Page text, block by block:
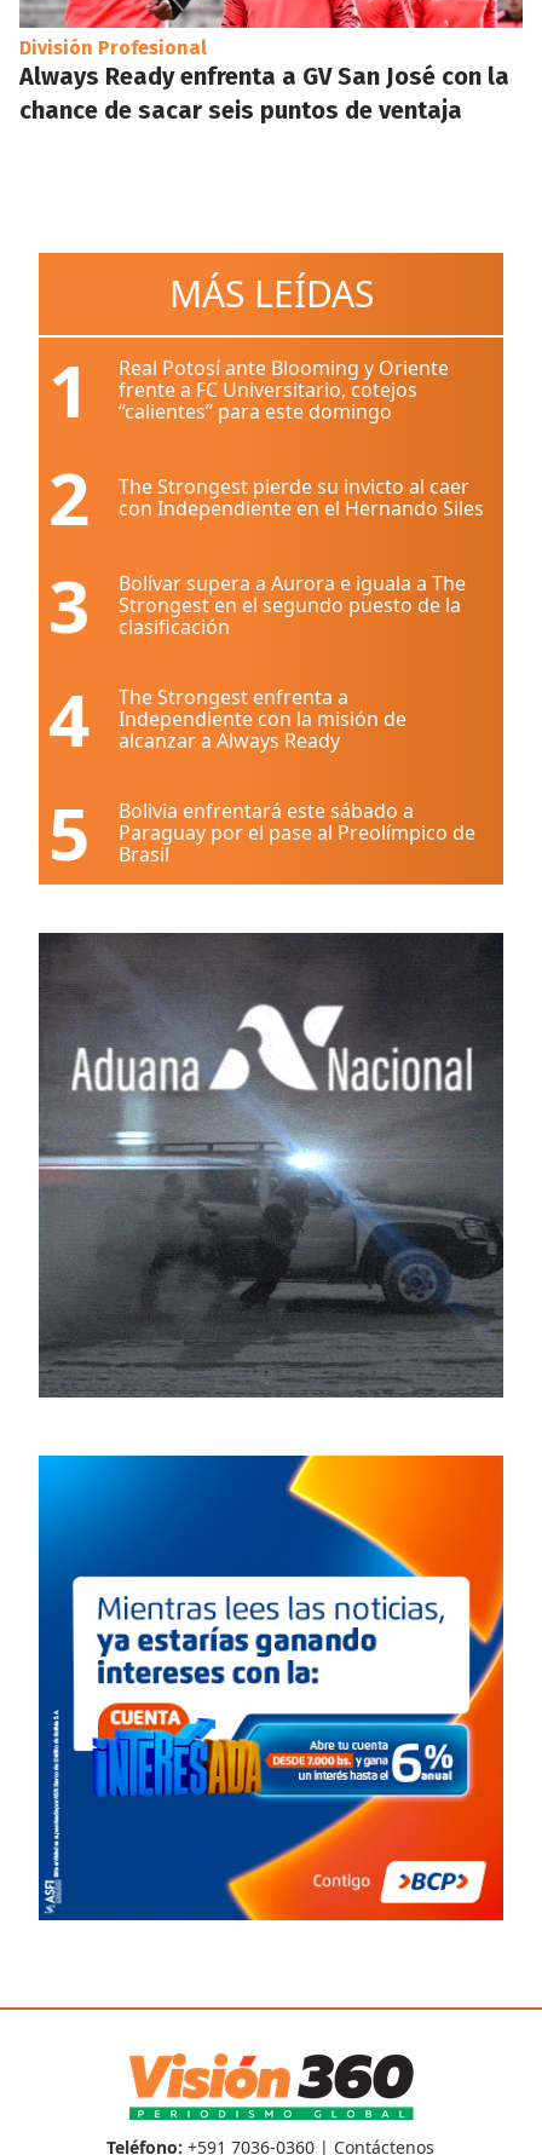
División Profesional
Always Ready enfrenta a GV San José con la
chance de sacar seis puntos de ventaja
MÁS LEÍDAS
1
Real Potosí ante Blooming y Oriente
frente a FC Universitario, cotejos
“calientes” para este domingo
2
The Strongest pierde su invicto al caer
con Independiente en el Hernando Siles
3
Bolívar supera a Aurora e iguala a The
Strongest en el segundo puesto de la
clasificación
4
The Strongest enfrenta a
Independiente con la misión de
alcanzar a Always Ready
5
Bolivia enfrentará este sábado a
Paraguay por el pase al Preolímpico de
Brasil
Teléfono: +591 7036-0360 | Contáctenos